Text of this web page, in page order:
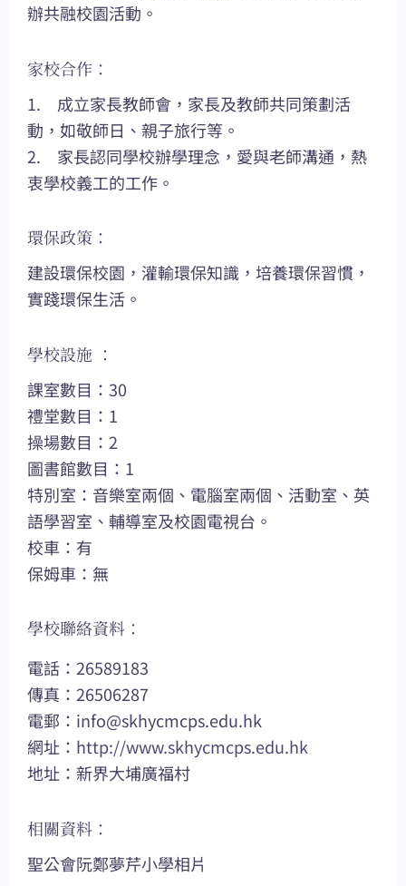
辦共融校園活動。
家校合作：
1. 成立家長教師會，家長及教師共同策劃活
動，如敬師日、親子旅行等。
2. 家長認同學校辦學理念，愛與老師溝通，熱
衷學校義工的工作。
環保政策：
建設環保校園，灌輸環保知識，培養環保習慣，
實踐環保生活。
學校設施 ：
課室數目：30
禮堂數目：1
操場數目：2
圖書館數目：1
特別室：音樂室兩個、電腦室兩個、活動室、英
語學習室、輔導室及校園電視台。
校車：有
保姆車：無
學校聯絡資料：
電話：26589183
傳真：26506287
電郵： info@skhycmcps.edu.hk
網址： http://www.skhycmcps.edu.hk
地址：新界大埔廣福村
相關資料：
聖公會阮鄭夢芹小學相片